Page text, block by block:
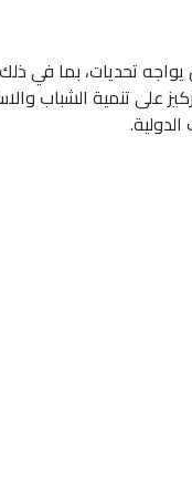
تحديات، بما في
على تنمية الشباب